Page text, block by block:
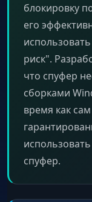
блокировку
его
риск".
что спуфер
сборками
время как
спуфер.